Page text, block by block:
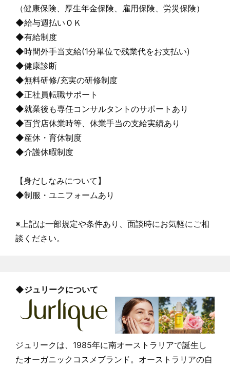
（健康保険、厚生年金保険、雇用保険、労災保険）
◆給与週払いＯＫ
◆有給制度
◆時間外手当支給(1分単位で残業代をお支払い)
◆健康診断
◆無料研修/充実の研修制度
◆正社員転職サポート
◆就業後も専任コンサルタントのサポートあり
◆百貨店休業時等、休業手当の支給実績あり
◆産休・育休制度
◆介護休暇制度
【身だしなみについて】
◆制服・ユニフォームあり
※上記は一部規定や条件あり、面談時にお気軽にご相
談ください。
◆ジュリークについて
ジュリークは、1985年に南オーストラリアで誕生し
たオーガニックコスメブランド。オーストラリアの自